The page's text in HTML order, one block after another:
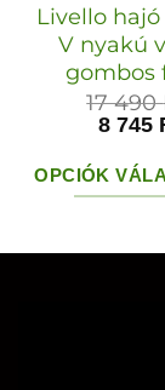
Livello
V nyakú
gombos
17 490
8 745
OPCIÓK
a